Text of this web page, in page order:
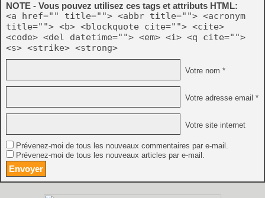
NOTE - Vous pouvez utilisez ces tags et attributs HTML:
<a href="" title=""> <abbr title=""> <acronym
title=""> <b> <blockquote cite=""> <cite>
<code> <del datetime=""> <em> <i> <q cite="">
<s> <strike> <strong>
Votre nom *
Votre adresse email *
Votre site internet
Prévenez-moi de tous les nouveaux commentaires par e-mail.
Prévenez-moi de tous les nouveaux articles par e-mail.